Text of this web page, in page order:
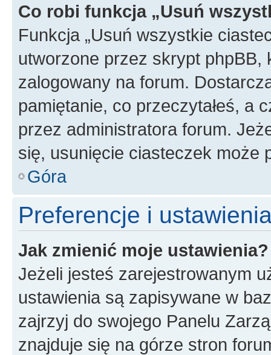
Co robi funkcja „Usuń
Funkcja „Usuń wszystkie
utworzone przez skrypt
zalogowany na forum.
pamiętanie, co przeczytałeś, a
przez administratora forum.
się, usunięcie ciasteczek może
Góra
Preferencje i
Jak zmienić moje ustawienia?
Jeżeli jesteś zarejestrowanym
ustawienia są zapisywane w
zajrzyj do swojego Panelu
znajduje się na górze stron